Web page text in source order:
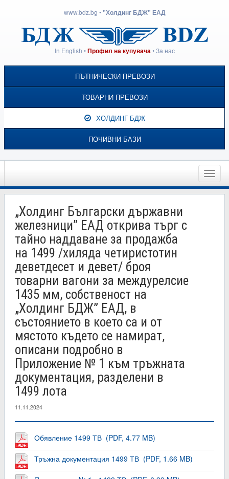
www.bdz.bg •"Холдинг БДЖ" ЕАД
In English •Профил на купувача •За нас
ПЪТНИЧЕСКИ ПРЕВОЗИ
ТОВАРНИ ПРЕВОЗИ
ХОЛДИНГ БДЖ
ПОЧИВНИ БАЗИ
Toggle
„Холдинг Български държавни
железници” ЕАД открива търг с
тайно наддаване за продажба
на 1499 /хиляда четиристотин
деветдесет и девет/ броя
товарни вагони за междурелсие
1435 мм, собственост на
„Холдинг БДЖ” ЕАД, в
състоянието в което са и от
мястото където се намират,
описани подробно в
Приложение № 1 към тръжната
документация, разделени в
1499 лота
11.11.2024
Обявление 1499 ТВ (PDF, 4.77 MB)
Тръжна документация 1499 ТВ (PDF, 1.66 MB)